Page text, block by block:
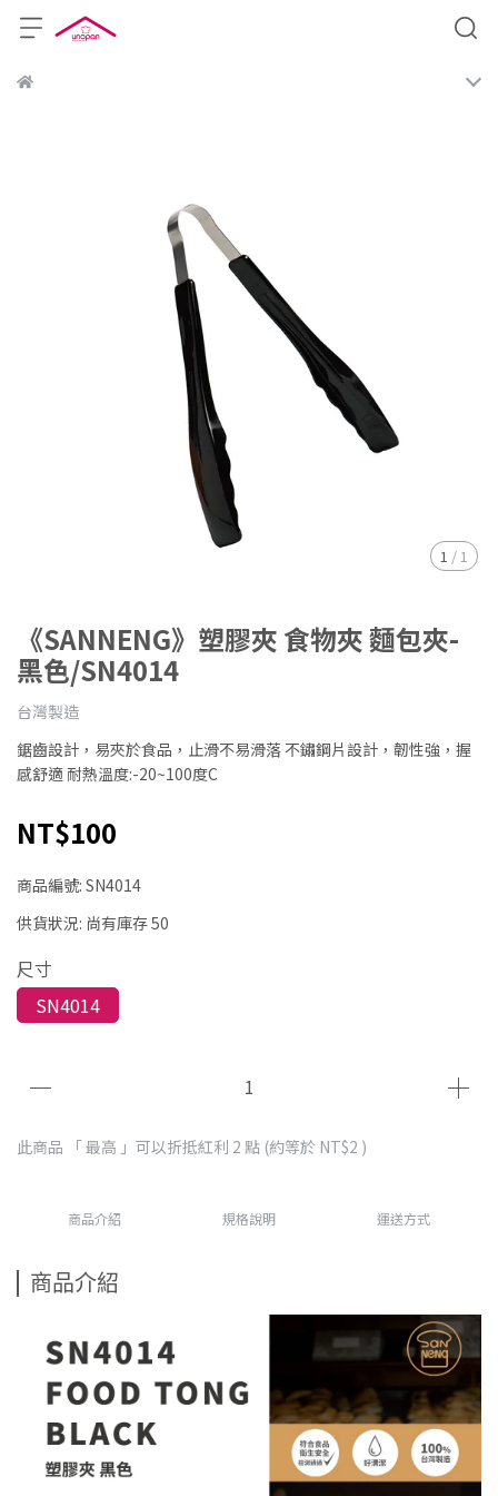
1 / 1
《SANNENG》塑膠夾 食物夾 麵包夾-
黑色/SN4014
台灣製造
鋸齒設計，易夾於食品，止滑不易滑落 不鏽鋼片設計，韌性強，握
感舒適 耐熱溫度:-20~100度C
NT$100
商品編號: SN4014
供貨狀況: 尚有庫存 50
尺寸
SN4014
此商品 「 最高 」可以折抵紅利 2 點 (約等於 NT$2 )
商品介紹 規格說明 運送方式
商品介紹